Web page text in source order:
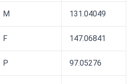
M 131.04049
F 147.06841
P 97.05276